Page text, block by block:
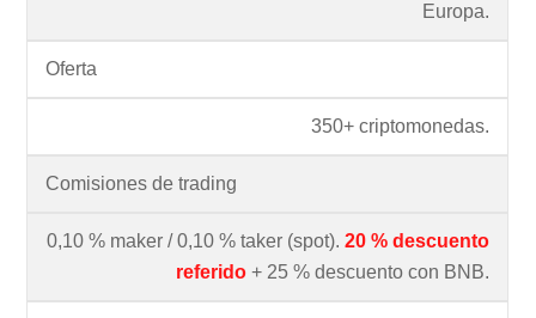
Europa.
Oferta
350+ criptomonedas.
Comisiones de trading
0,10 % maker / 0,10 % taker (spot).20 % descuento
referido + 25 % descuento con BNB.